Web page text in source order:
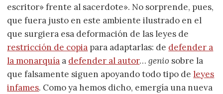
escritor» frente al sacerdote». No sorprende, pues,
que fuera justo en este ambiente ilustrado en el
que surgiera esa deformación de las leyes de
restricción de copia para adaptarlas: de defender a
la monarquía a defender al autor…genio sobre la
que falsamente siguen apoyando todo tipo deleyes
infames. Como ya hemos dicho, emergía una nueva